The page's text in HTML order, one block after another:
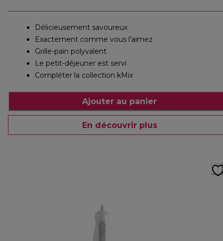
Délicieusement savoureux
Exactement comme vous l’aimez
Grille-pain polyvalent
Le petit-déjeuner est servi
Compléter la collection kMix
Ajouter au panier
En découvrir plus